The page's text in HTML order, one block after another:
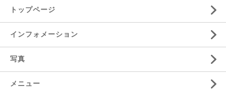
トップページ
インフォメーション
写真
メニュー